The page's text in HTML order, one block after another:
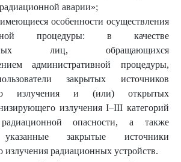
аварии»;
особенности осуществления
процедуры: в качестве
лиц, обращающихся
административной процедуры,
закрытых источников
излучения и (или) открытых
излучения I–III категорий
опасности, а также
закрытые источники
радиационных устройств.